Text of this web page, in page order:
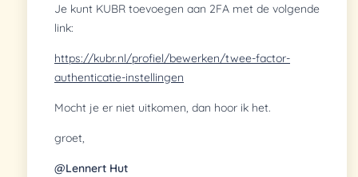
Je kunt KUBR toevoegen aan 2FA met de volgende
link:
https://kubr.nl/profiel/bewerken/twee-factor-
authenticatie-instellingen
Mocht je er niet uitkomen, dan hoor ik het.
groet,
@Lennert Hut